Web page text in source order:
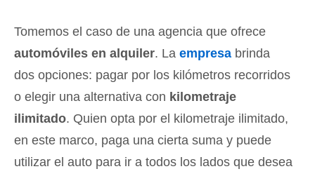
Tomemos el caso de una agencia que ofrece
automóviles en alquiler. La empresa brinda
dos opciones: pagar por los kilómetros recorridos
o elegir una alternativa con kilometraje
ilimitado. Quien opta por el kilometraje ilimitado,
en este marco, paga una cierta suma y puede
utilizar el auto para ir a todos los lados que desea